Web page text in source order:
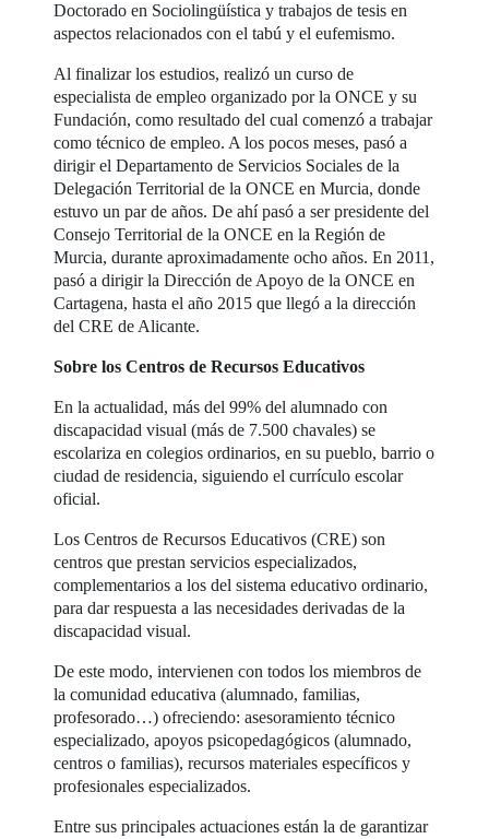
Doctorado en Sociolingüística y trabajos de tesis en
aspectos relacionados con el tabú y el eufemismo.
Al finalizar los estudios, realizó un curso de
especialista de empleo organizado por la ONCE y su
Fundación, como resultado del cual comenzó a trabajar
como técnico de empleo. A los pocos meses, pasó a
dirigir el Departamento de Servicios Sociales de la
Delegación Territorial de la ONCE en Murcia, donde
estuvo un par de años. De ahí pasó a ser presidente del
Consejo Territorial de la ONCE en la Región de
Murcia, durante aproximadamente ocho años. En 2011,
pasó a dirigir la Dirección de Apoyo de la ONCE en
Cartagena, hasta el año 2015 que llegó a la dirección
del CRE de Alicante.
Sobre los Centros de Recursos Educativos
En la actualidad, más del 99% del alumnado con
discapacidad visual (más de 7.500 chavales) se
escolariza en colegios ordinarios, en su pueblo, barrio o
ciudad de residencia, siguiendo el currículo escolar
oficial.
Los Centros de Recursos Educativos (CRE) son
centros que prestan servicios especializados,
complementarios a los del sistema educativo ordinario,
para dar respuesta a las necesidades derivadas de la
discapacidad visual.
De este modo, intervienen con todos los miembros de
la comunidad educativa (alumnado, familias,
profesorado…) ofreciendo: asesoramiento técnico
especializado, apoyos psicopedagógicos (alumnado,
centros o familias), recursos materiales específicos y
profesionales especializados.
Entre sus principales actuaciones están la de garantizar